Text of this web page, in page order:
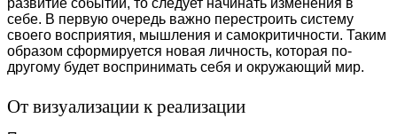
развитие событий, то следует начинать изменения в
себе. В первую очередь важно перестроить систему
своего восприятия, мышления и самокритичности. Таким
образом сформируется новая личность, которая по-
другому будет воспринимать себя и окружающий мир.
От визуализации к реализации